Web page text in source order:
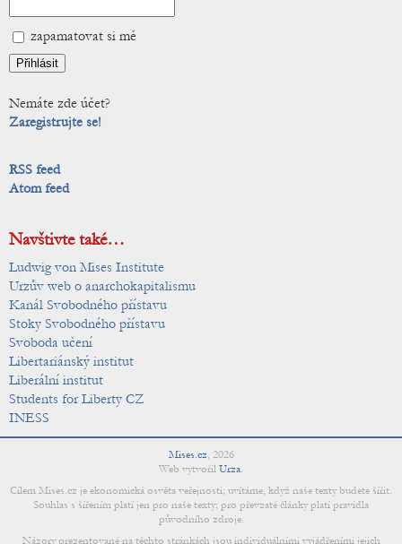
zapamatovat si mě
Nemáte zde účet?
Zaregistrujte se!
RSS feed
Atom feed
Navštivte také…
Ludwig von Mises Institute
Urzův web o anarchokapitalismu
Kanál Svobodného přístavu
Stoky Svobodného přístavu
Svoboda učení
Libertariánský institut
Liberální institut
Students for Liberty CZ
INESS
Mises.cz, 2026
Web vytvořil Urza.
Cílem Mises.cz je ekonomická osvěta veřejnosti; uvítáme, když naše texty budete šířit.
Souhlas s šířením platí jen pro naše texty; pro převzaté články platí pravidla
původního zdroje.
Názory prezentované na těchto stránkách jsou individuálními vyjádřeními jejich